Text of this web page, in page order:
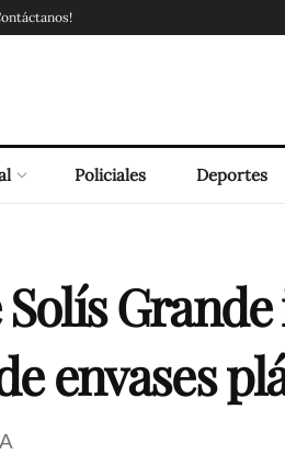
Policiales Deportes
envases
A